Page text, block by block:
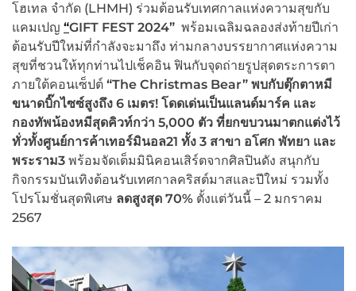
โฮเทล จำกัด (LHMH) ร่วมต้อนรับเทศกาลแห่งความสุขกับ
แคมเปญ “GIFT FEST 2024” พร้อมเฉลิมฉลองส่งท้ายปีเก่า
ต้อนรับปีใหม่ที่กำลังจะมาถึง ท่ามกลางบรรยากาศแห่งความ
สุขที่ชวนให้ทุกท่านไปเช็คอิน ฟินกับจุดถ่ายรูปสุดตระการตา
ภายใต้คอนเซ็ปต์ “The Christmas Bear” พบกับตุ๊กตาหมี
ขนาดบิ๊กไซซ์สูงถึง 6 เมตร! โดดเด่นเป็นแลนด์มาร์ค และ
กองทัพน้องหมีสุดคิวท์กว่า 5,000 ตัว ที่ยกขบวนมาตกแต่งไว้
ทั่วทั้งศูนย์การค้าเทอร์มินอล21 ทั้ง 3 สาขา อโศก พัทยา และ
พระราม3 พร้อมจัดเต็มมินิคอนเสิร์ตจากศิลปินดัง สนุกกับ
กิจกรรมบันเทิงต้อนรับเทศกาลคริสต์มาสและปีใหม่ รวมทั้ง
โปรโมชั่นสุดพิเศษ ลดสูงสุด 70% ตั้งแต่วันนี้ – 2 มกราคม
2567